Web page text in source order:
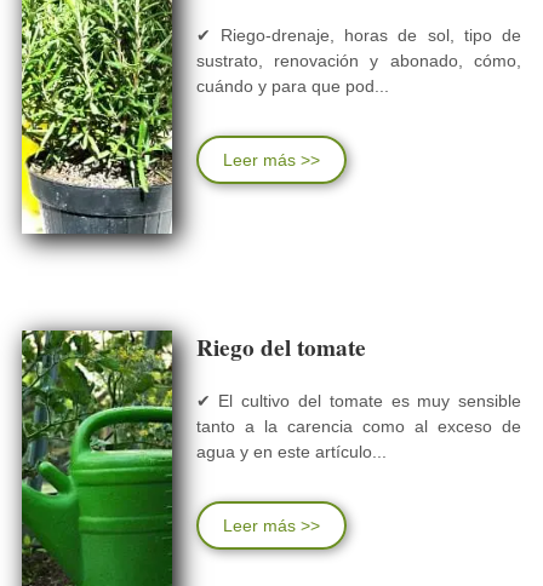
✔ Riego-drenaje, horas de sol, tipo de
sustrato, renovación y abonado, cómo,
cuándo y para que pod...
Leer más >>
Riego del tomate
✔ El cultivo del tomate es muy sensible
tanto a la carencia como al exceso de
agua y en este artículo...
Leer más >>